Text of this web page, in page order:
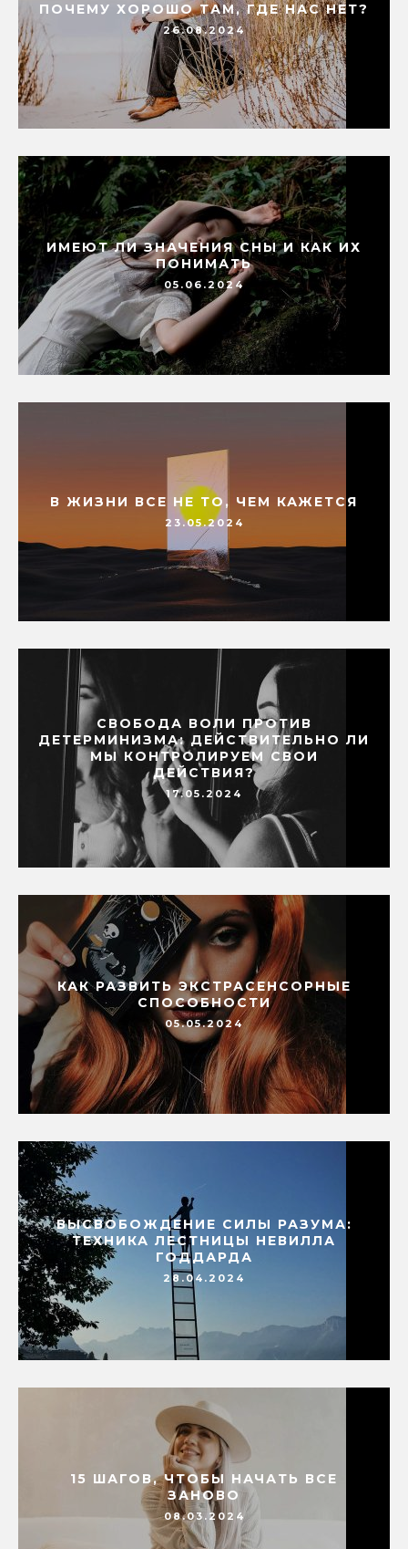
ПОЧЕМУ ХОРОШО ТАМ, ГДЕ НАС НЕТ?
26.08.2024
ИМЕЮТ ЛИ ЗНАЧЕНИЯ СНЫ И КАК ИХ
ПОНИМАТЬ
05.06.2024
В ЖИЗНИ ВСЕ НЕ ТО, ЧЕМ КАЖЕТСЯ
23.05.2024
СВОБОДА ВОЛИ ПРОТИВ
ДЕТЕРМИНИЗМА: ДЕЙСТВИТЕЛЬНО ЛИ
МЫ КОНТРОЛИРУЕМ СВОИ
ДЕЙСТВИЯ?
17.05.2024
КАК РАЗВИТЬ ЭКСТРАСЕНСОРНЫЕ
СПОСОБНОСТИ
05.05.2024
ВЫСВОБОЖДЕНИЕ СИЛЫ РАЗУМА:
ТЕХНИКА ЛЕСТНИЦЫ НЕВИЛЛА
ГОДДАРДА
28.04.2024
15 ШАГОВ, ЧТОБЫ НАЧАТЬ ВСЕ
ЗАНОВО
08.03.2024